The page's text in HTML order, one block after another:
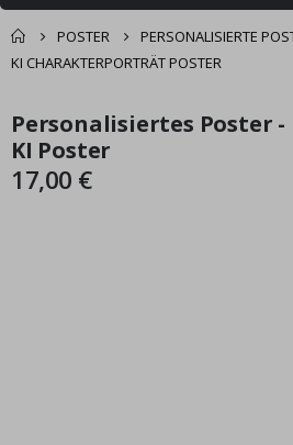
POSTER PERSONALISIERTE
KI CHARAKTERPORTRÄT POSTER
Sie könnten auch
darunter leiden ✔
Zum
Ende
der
Bildgalerie
Zum
Anfang
der
Bildgalerie
Personalisiertes Poster
KI Poster
17,00 €